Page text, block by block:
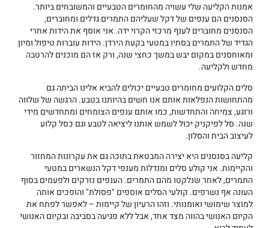
אמנות הקליעה שלי עשויה מהחומרים הטבעיים והמשובחים ביותר.
הסנסנים הם ענפים של דקל שעליהם התמרים גדלים ומחוברים,
הסנסנים מחוברים לענף מרכזי הקרוי ידה. אני אוסף את הידות אחרי
הגדיד של התמרים בסתיו במטעי בקעת הירדן. הידות עוברות טיפול ומיון
ומאוחסנים במקום יבש במשך כחצי שנה, ורק אז הם מוכנים להרטבה
מחדש ולקליעה.
סלים הקלועים מחומרים טבעיים יכולים להביא אלינו הביתה גם
מהתחושות הנפלאות אותם אנו חשים בהיותנו בטבע. הרגשה של שלווה
ורוגע, צמיחה והתחדשות, כמו אותם ענפים הצומחים ומתחדשים מידי
שנה. סל לפיקניק יכול לשמש אותנו ליציאה לטבע וגם כסל קלוע
לעיצוב הבית והסלון.
קליעה בסנסנים היא יצירה המבטאת בתוכה גם את עקרונות המחזור
והקיימות. אני קולע סלים ומנדלות מענפי דקל הנשארים במטעי
התמרים, לאחר שנלקטו מהם התמרים. הענפים נזרקים ולפעמים בסוף
העונה אף נשרפים. קולעי הסלים אוספים "פסולת" והופכים אותה
למוצר שימושי ואומנותי. וזהו הרעיון של קיימות – לאפשר לפתח את
הקיום האנושי בהווה מצד אחד, אבל ללא פגיעה בסביבה ובקיום האנושי